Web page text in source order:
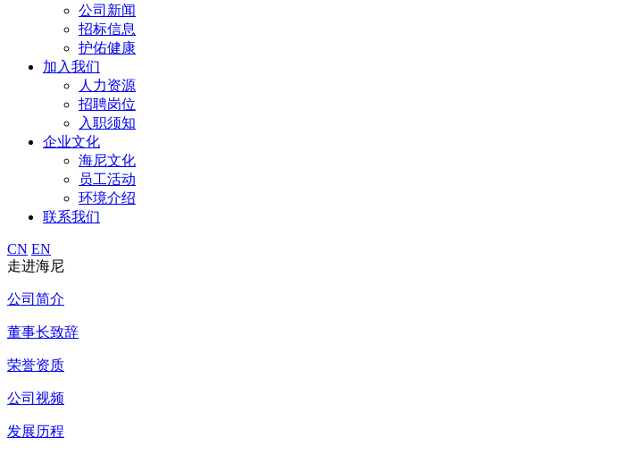
公司新闻
招标信息
护佑健康
加入我们
人力资源
招聘岗位
入职须知
企业文化
海尼文化
员工活动
环境介绍
联系我们
CN EN
走进海尼
公司简介
董事长致辞
荣誉资质
公司视频
发展历程